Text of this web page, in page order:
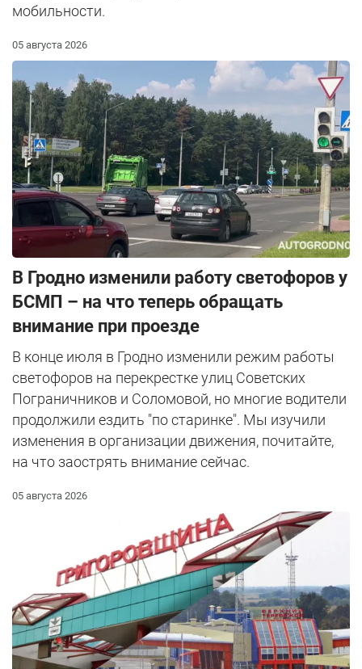
мобильности.
05 августа 2026
В Гродно изменили работу светофоров у
БСМП – на что теперь обращать
внимание при проезде
В конце июля в Гродно изменили режим работы
светофоров на перекрестке улиц Советских
Пограничников и Соломовой, но многие водители
продолжили ездить "по старинке". Мы изучили
изменения в организации движения, почитайте,
на что заострять внимание сейчас.
05 августа 2026